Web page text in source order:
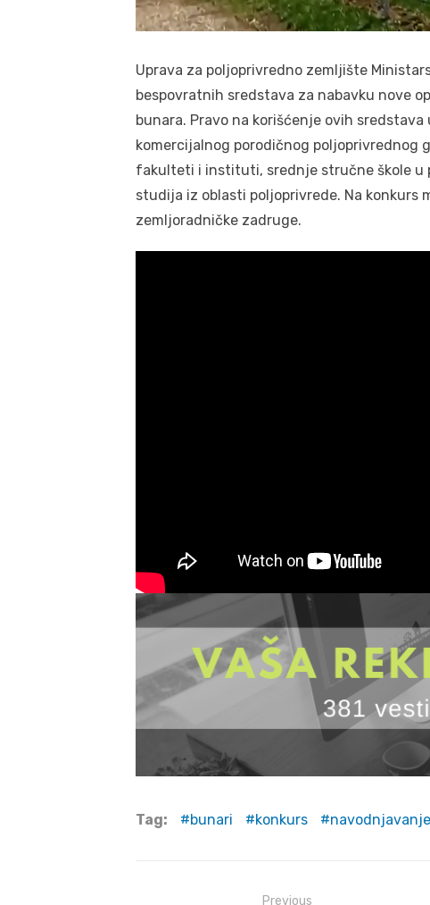
Uprava za poljoprivredno zemljište
bespovratnih sredstava za nabavku nove
bunara. Pravo na korišćenje ovih
komercijalnog porodičnog poljoprivrednog
fakulteti i instituti, srednje stručne škole u
studija iz oblasti poljoprivrede. Na konkurs
zemljoradničke zadruge.
Tag: bunari konkurs navodnjavanje
Previous